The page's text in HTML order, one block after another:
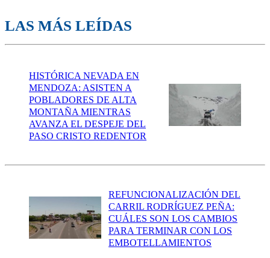
LAS MÁS LEÍDAS
HISTÓRICA NEVADA EN
MENDOZA: ASISTEN A
POBLADORES DE ALTA
MONTAÑA MIENTRAS
AVANZA EL DESPEJE DEL
PASO CRISTO REDENTOR
REFUNCIONALIZACIÓN DEL
CARRIL RODRÍGUEZ PEÑA:
CUÁLES SON LOS CAMBIOS
PARA TERMINAR CON LOS
EMBOTELLAMIENTOS